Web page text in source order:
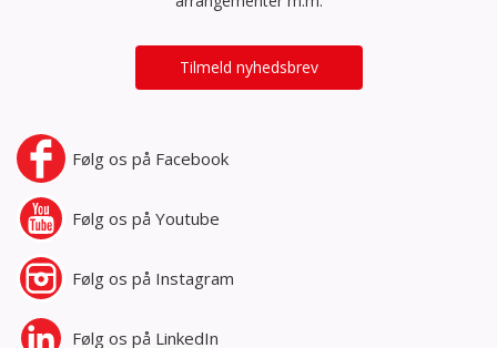
Tilmeld nyhedsbrev
Følg os på Facebook
Følg os på Youtube
Følg os på Instagram
Følg os på LinkedIn